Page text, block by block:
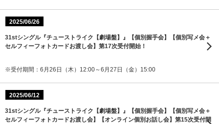
2025/06/26
31stシングル『チューストライク【劇場盤】』【個別握手会】【個別写メ会＋
セルフィーフォトカードお渡し会】第17次受付開始！
※受付期間：6月26日（木）12:00～6月27日（金）15:00
2025/06/12
31stシングル『チューストライク【劇場盤】』【個別握手会】【個別写メ会＋
セルフィーフォトカードお渡し会】【オンライン個別お話し会】第15次受付開